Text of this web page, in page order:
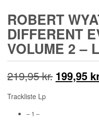
ROBERT
DIFFERENT
VOLUME 2 –
219,95kr. Den
199,95
Trackliste Lp
– 1 –